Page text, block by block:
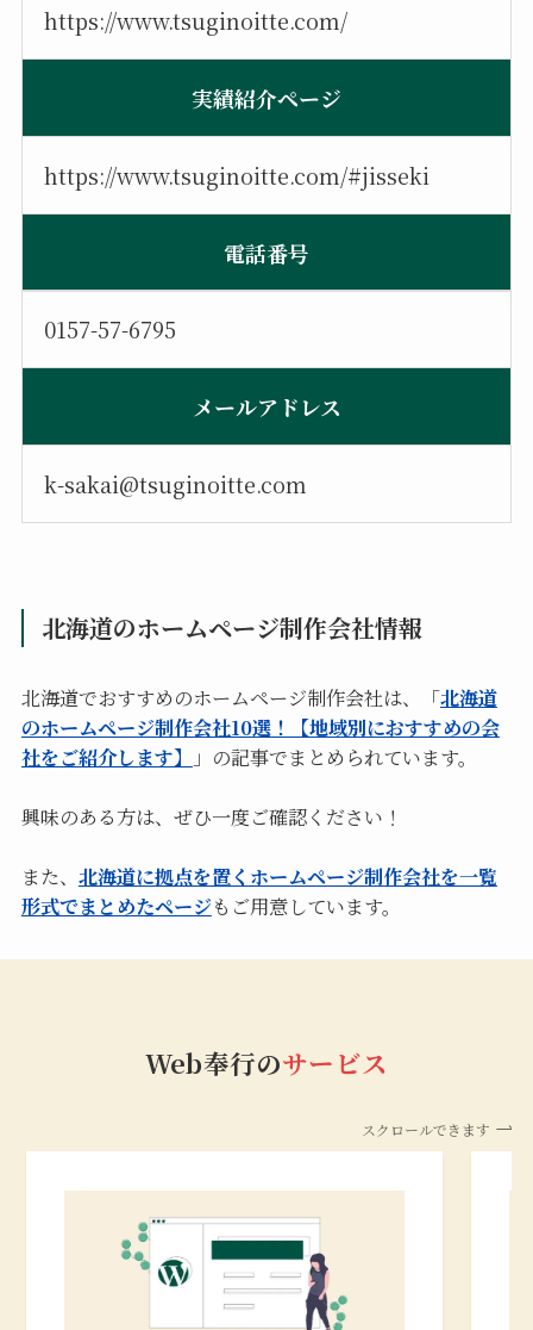
https://www.tsuginoitte.com/
実績紹介ページ
https://www.tsuginoitte.com/#jisseki
電話番号
0157-57-6795
メールアドレス
k-sakai@tsuginoitte.com
北海道のホームページ制作会社情報
北海道でおすすめのホームページ制作会社は、「北海道
のホームページ制作会社10選！【地域別におすすめの会
社をご紹介します】
」の記事でまとめられています。
興味のある方は、ぜひ一度ご確認ください！
また、 北海道に拠点を置くホームページ制作会社を一覧
形式でまとめたページもご用意しています。
Web奉行のサービス
スクロールできます